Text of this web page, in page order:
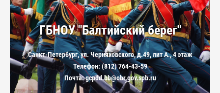
ГБНОУ "Балтийский берег"
Санкт-Петербург, ул. Черняховского, д.49, лит А., 4 этаж
Телефон: (812) 764-43-59
Почта: gcpdd.bb@obr.gov.spb.ru